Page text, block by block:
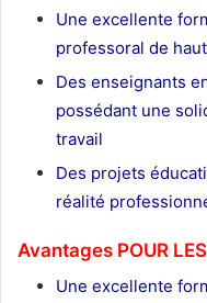
Une excellente
professoral de
Des enseignants
possédant une
travail
Des projets
réalité
Avantages POUR
Une excellente